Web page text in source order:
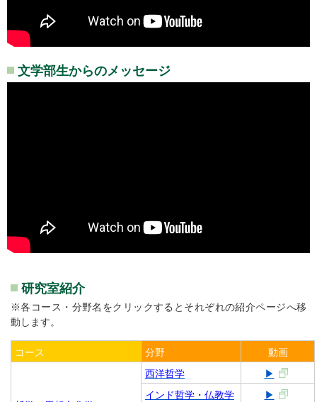
文学部生からのメッセージ
研究室紹介
※各コース・分野名をクリックするとそれぞれの紹介ページへ移
動します。
コース 分野 動画
西洋哲学
▶
インド哲学・仏教学
▶